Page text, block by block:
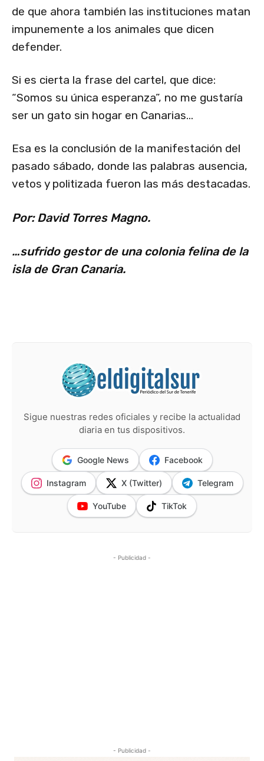
de que ahora también las instituciones matan
impunemente a los animales que dicen
defender.
Si es cierta la frase del cartel, que dice:
“Somos su única esperanza”, no me gustaría
ser un gato sin hogar en Canarias…
Esa es la conclusión de la manifestación del
pasado sábado, donde las palabras ausencia,
vetos y politizada fueron las más destacadas.
Por: David Torres Magno.
…sufrido gestor de una colonia felina de la
isla de Gran Canaria.
Sigue nuestras redes oficiales y recibe la actualidad
diaria en tus dispositivos.
Google News Facebook
Instagram X (Twitter) Telegram
YouTube TikTok
- Publicidad -
- Publicidad -